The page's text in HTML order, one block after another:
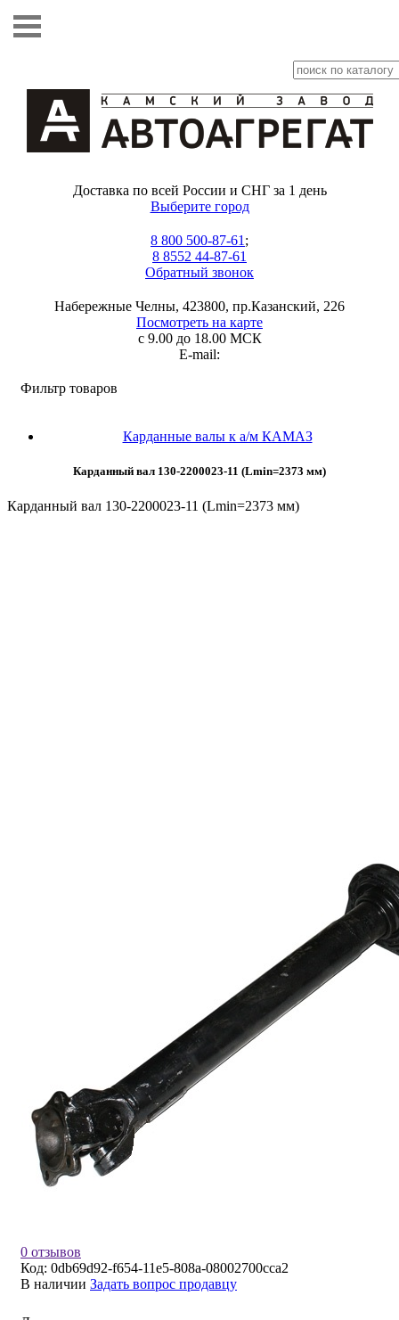
Доставка по всей России и СНГ за 1 день
Выберите город
8 800 500-87-61 ;
8 8552 44-87-61
Обратный звонок
Набережные Челны, 423800, пр.Казанский, 226
Посмотреть на карте
с 9.00 до 18.00 МСК
E-mail:
Фильтр товаров
Карданные валы к а/м КАМАЗ
Карданный вал 130-2200023-11 (Lmin=2373 мм)
Карданный вал 130-2200023-11 (Lmin=2373 мм)
0 отзывов
Код: 0db69d92-f654-11e5-808a-08002700cca2
В наличии Задать вопрос продавцу